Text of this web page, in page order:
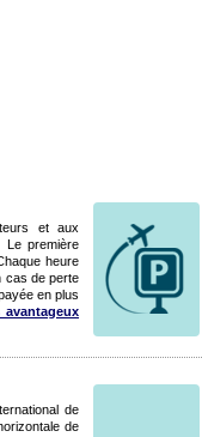
et aux
Le première
heure
cas de perte
en plus
de
de